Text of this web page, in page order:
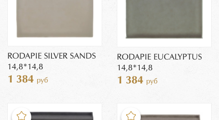
RODAPIE SILVER SANDS
14,8*14,8
1 384 руб
RODAPIE EUCALYPTUS
14,8*14,8
1 384 руб